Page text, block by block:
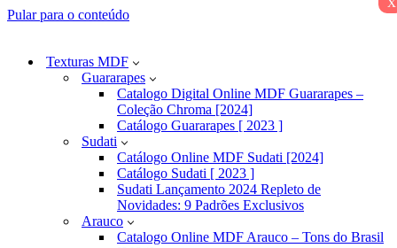
Pular para o conteúdo
Texturas MDF
Guararapes
Catalogo Digital Online MDF Guararapes –
Coleção Chroma [2024]
Catálogo Guararapes [ 2023 ]
Sudati
Catálogo Online MDF Sudati [2024]
Catálogo Sudati [ 2023 ]
Sudati Lançamento 2024 Repleto de
Novidades: 9 Padrões Exclusivos
Arauco
Catalogo Online MDF Arauco – Tons do Brasil